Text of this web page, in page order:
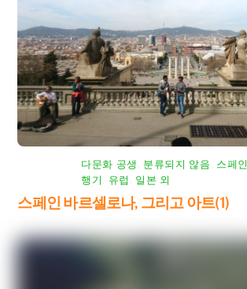
다문화 공생 분류되지 않음 스페인
행기
유럽 일본 외
스페인 바르셀로나, 그리고 아트(1)